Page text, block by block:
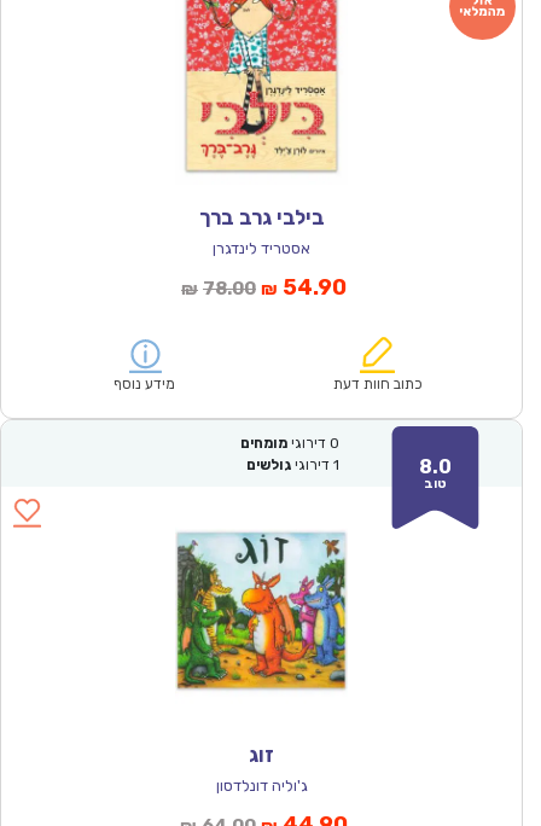
בילבי גרב ברך
אסטריד לינדגרן
₪ 78.00המחיר
₪78.00.
₪ 54.90המחיר
הוא:
כתוב חוות דעת מידע נוסף
8.0
טוב
0 דירוגי מומחים
1 דירוגי גולשים
זוג
ג'וליה דונלדסון